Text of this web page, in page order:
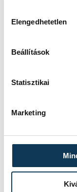
Elengedhetetlen
Beállítások
Statisztikai
Marketing